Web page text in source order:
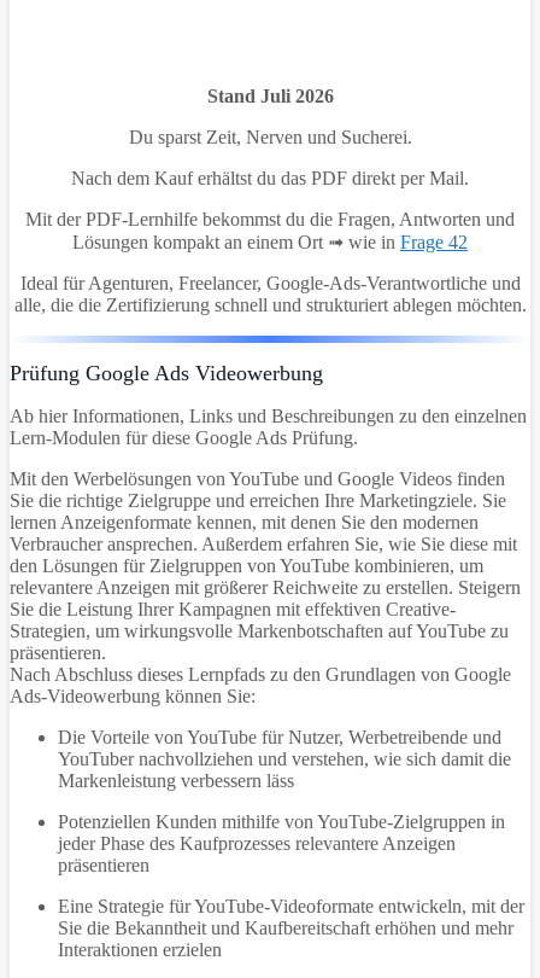
Stand Juli 2026
Du sparst Zeit, Nerven und Sucherei.
Nach dem Kauf erhältst du das PDF direkt per Mail.
Mit der PDF-Lernhilfe bekommst du die Fragen, Antworten und
Lösungen kompakt an einem Ort ➟ wie in Frage 42
Ideal für Agenturen, Freelancer, Google-Ads-Verantwortliche und
alle, die die Zertifizierung schnell und strukturiert ablegen möchten.
Prüfung Google Ads Videowerbung
Ab hier Informationen, Links und Beschreibungen zu den einzelnen
Lern-Modulen für diese Google Ads Prüfung.
Mit den Werbelösungen von YouTube und Google Videos finden
Sie die richtige Zielgruppe und erreichen Ihre Marketingziele. Sie
lernen Anzeigenformate kennen, mit denen Sie den modernen
Verbraucher ansprechen. Außerdem erfahren Sie, wie Sie diese mit
den Lösungen für Zielgruppen von YouTube kombinieren, um
relevantere Anzeigen mit größerer Reichweite zu erstellen. Steigern
Sie die Leistung Ihrer Kampagnen mit effektiven Creative-
Strategien, um wirkungsvolle Markenbotschaften auf YouTube zu
präsentieren.
Nach Abschluss dieses Lernpfads zu den Grundlagen von Google
Ads-Videowerbung können Sie:
Die Vorteile von YouTube für Nutzer, Werbetreibende und
YouTuber nachvollziehen und verstehen, wie sich damit die
Markenleistung verbessern läss
Potenziellen Kunden mithilfe von YouTube-Zielgruppen in
jeder Phase des Kaufprozesses relevantere Anzeigen
präsentieren
Eine Strategie für YouTube-Videoformate entwickeln, mit der
Sie die Bekanntheit und Kaufbereitschaft erhöhen und mehr
Interaktionen erzielen